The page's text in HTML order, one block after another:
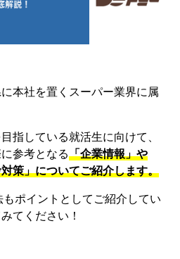
本社を置くスーパー業界に属
指している就活生に向けて、
参考となる「企業情報」や
策」についてご紹介します。
ポイントとしてご紹介してい
てください！